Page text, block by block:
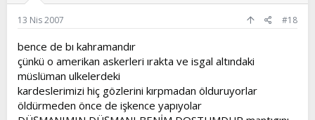
13 Nis 2007 #18
bence de bı kahramandır
çünkü o amerikan askerleri ırakta ve isgal altındaki
müslüman ulkelerdeki
kardeslerimizi hiç gözlerini kırpmadan ölduruyorlar
öldürmeden önce de işkence yapıyolar